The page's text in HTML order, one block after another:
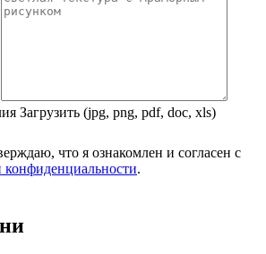
Загрузить (jpg, png, pdf, doc, xls)
что я ознакомлен и согласен с
конфиденциальности.